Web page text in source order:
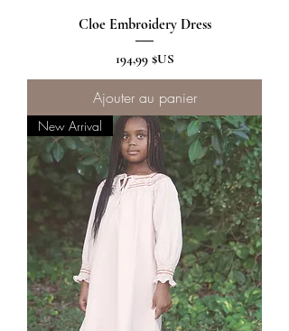
Cloe Embroidery Dress
Prix
194,99 $US
Ajouter au panier
New Arrival